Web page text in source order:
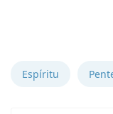
Espíritu